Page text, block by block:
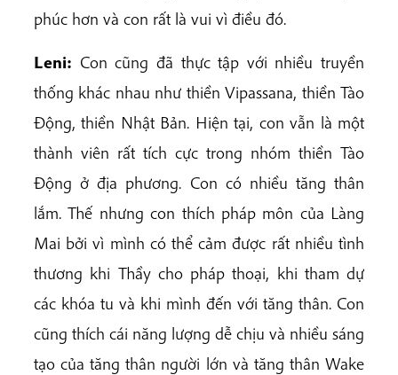
phúc hơn và con rất là vui vì điều đó.
Leni: Con cũng đã thực tập với nhiều truyền
thống khác nhau như thiền Vipassana, thiền Tào
Động, thiền Nhật Bản. Hiện tại, con vẫn là một
thành viên rất tích cực trong nhóm thiền Tào
Động ở địa phương. Con có nhiều tăng thân
lắm. Thế nhưng con thích pháp môn của Làng
Mai bởi vì mình có thể cảm được rất nhiều tình
thương khi Thầy cho pháp thoại, khi tham dự
các khóa tu và khi mình đến với tăng thân. Con
cũng thích cái năng lượng dễ chịu và nhiều sáng
tạo của tăng thân người lớn và tăng thân Wake